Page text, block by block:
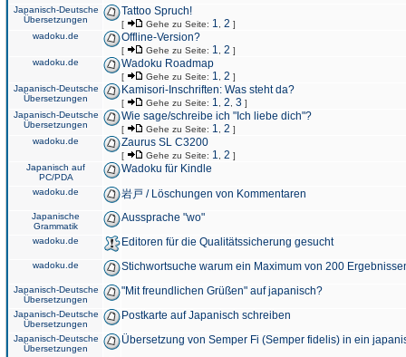
Japanisch-Deutsche
Übersetzungen
Tattoo Spruch!
[ Gehe zu Seite: 1 2 ]
wadoku.de
Offline-Version?
[ Gehe zu Seite: 1 2 ]
wadoku.de
Wadoku Roadmap
[ Gehe zu Seite: 1 2 ]
Japanisch-Deutsche
Übersetzungen
Kamisori-Inschriften: Was steht da?
[ Gehe zu Seite: 1 2 3 ]
Japanisch-Deutsche
Übersetzungen
Wie sage/schreibe ich "Ich liebe dich"?
[ Gehe zu Seite: 1 2 ]
wadoku.de
Zaurus SL C3200
[ Gehe zu Seite: 1 2 ]
Japanisch auf
PC/PDA
Wadoku für Kindle
wadoku.de 岩戸 / Löschungen von Kommentaren
Japanische
Grammatik
Aussprache "wo"
wadoku.de Editoren für die Qualitätssicherung gesucht
wadoku.de Stichwortsuche warum ein Maximum von 200
Japanisch-Deutsche
Übersetzungen
"Mit freundlichen Grüßen" auf japanisch?
Japanisch-Deutsche
Übersetzungen
Postkarte auf Japanisch schreiben
Japanisch-Deutsche
Übersetzungen
Übersetzung von Semper Fi (Semper fidelis) in ein